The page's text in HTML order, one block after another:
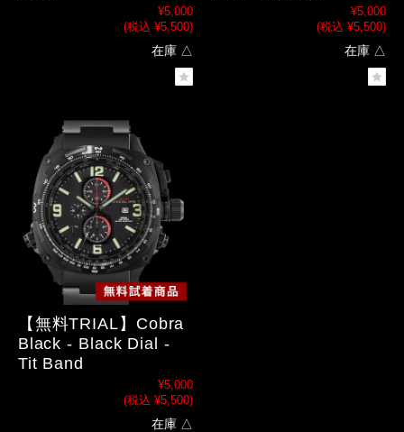
¥5,000
(税込 ¥5,500)
在庫 △
¥5,000
(税込 ¥5,500)
在庫 △
【無料TRIAL】Cobra
Black - Black Dial -
Tit Band
¥5,000
(税込 ¥5,500)
在庫 △